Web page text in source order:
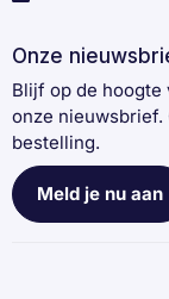
Onze
Blijf op de hoogte
onze nieuwsbrief.
bestelling.
Meld je nu aan